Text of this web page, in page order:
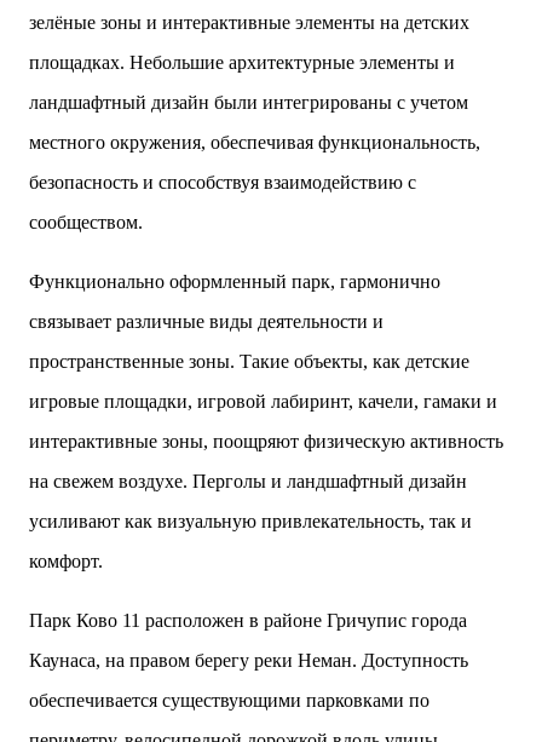
зелёные зоны и интерактивные элементы на детских
площадках. Небольшие архитектурные элементы и
ландшафтный дизайн были интегрированы с учетом
местного окружения, обеспечивая функциональность,
безопасность и способствуя взаимодействию с
сообществом.
Функционально оформленный парк, гармонично
связывает различные виды деятельности и
пространственные зоны. Такие объекты, как детские
игровые площадки, игровой лабиринт, качели, гамаки и
интерактивные зоны, поощряют физическую активность
на свежем воздухе. Перголы и ландшафтный дизайн
усиливают как визуальную привлекательность, так и
комфорт.
Парк Ково 11 расположен в районе Гричупис города
Каунаса, на правом берегу реки Неман. Доступность
обеспечивается существующими парковками по